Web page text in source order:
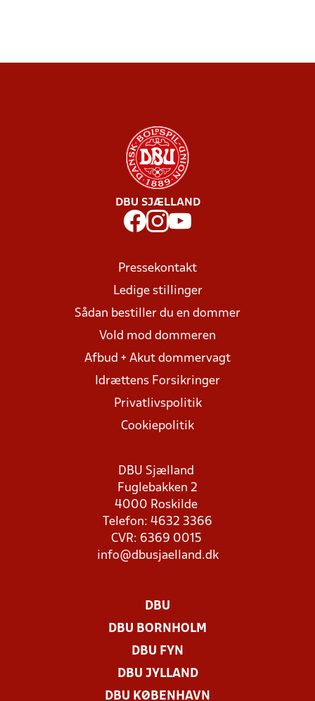
DBU SJÆLLAND
Pressekontakt
Ledige stillinger
Sådan bestiller du en dommer
Vold mod dommeren
Afbud + Akut dommervagt
Idrættens Forsikringer
Privatlivspolitik
Cookiepolitik
DBU Sjælland
Fuglebakken 2
4000 Roskilde
Telefon: 4632 3366
CVR: 6369 0015
info@dbusjaelland.dk
DBU
DBU BORNHOLM
DBU FYN
DBU JYLLAND
DBU KØBENHAVN